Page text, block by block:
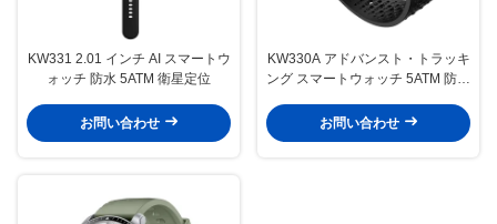
KW331 2.01 インチ AI スマートウ
ォッチ 防水 5ATM 衛星定位
お問い合わせ
KW330A アドバンスト・トラッキ
ング スマートウォッチ 5ATM 防水
お問い合わせ